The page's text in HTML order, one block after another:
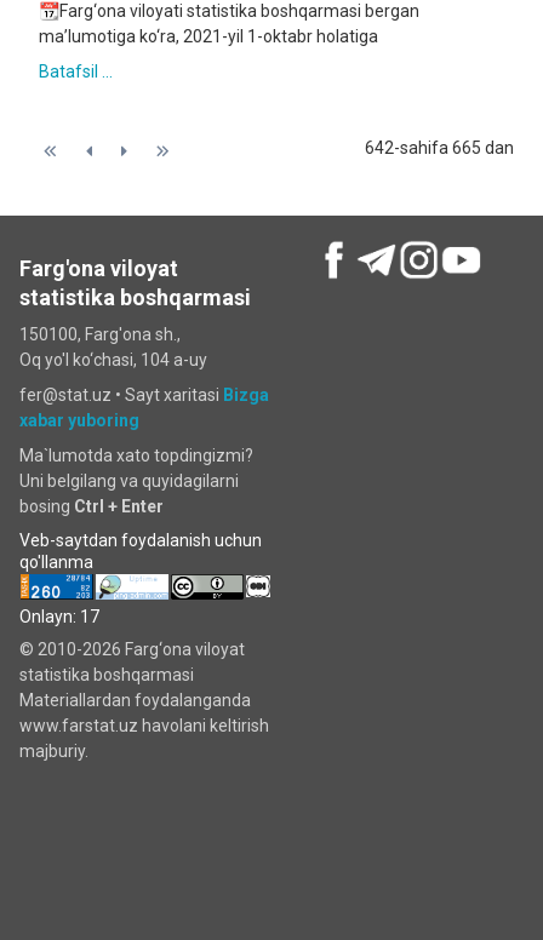
📆Farg‘ona viloyati statistika boshqarmasi bergan
ma’lumotiga ko‘ra, 2021-yil 1-oktabr holatiga
Batafsil ...
642-sahifa 665 dan
Farg'ona viloyat
statistika boshqarmasi
150100, Farg'ona sh.,
Oq yo'l ko‘chаsi, 104 a-uy
fer@stat.uz • Sayt xaritasi Bizga
xabar yuboring
Ma`lumotda xato topdingizmi?
Uni belgilang va quyidagilarni
bosing Ctrl + Enter
Veb-saytdan foydalanish uchun
qo'llanma
Onlayn: 17
© 2010-2026 Farg‘ona viloyat
statistika boshqarmasi
Materiallardan foydalanganda
www.farstat.uz havolani keltirish
majburiy.